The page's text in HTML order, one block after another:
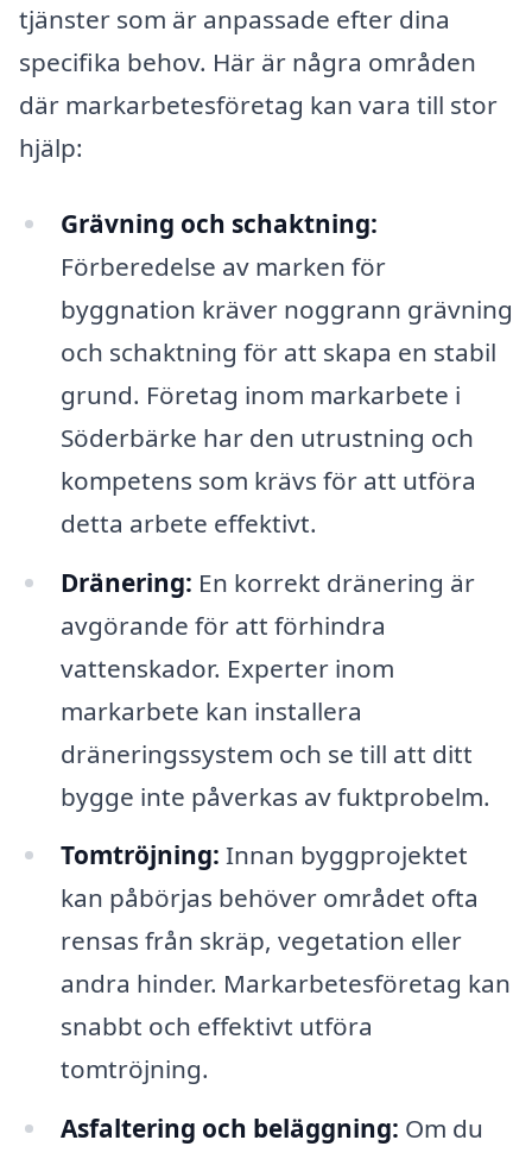
tjänster som är anpassade efter dina
specifika behov. Här är några områden
där markarbetesföretag kan vara till stor
hjälp:
Grävning och schaktning:
Förberedelse av marken för
byggnation kräver noggrann grävning
och schaktning för att skapa en stabil
grund. Företag inom markarbete i
Söderbärke har den utrustning och
kompetens som krävs för att utföra
detta arbete effektivt.
Dränering: En korrekt dränering är
avgörande för att förhindra
vattenskador. Experter inom
markarbete kan installera
dräneringssystem och se till att ditt
bygge inte påverkas av fuktprobelm.
Tomtröjning: Innan byggprojektet
kan påbörjas behöver området ofta
rensas från skräp, vegetation eller
andra hinder. Markarbetesföretag kan
snabbt och effektivt utföra
tomtröjning.
Asfaltering och beläggning: Om du